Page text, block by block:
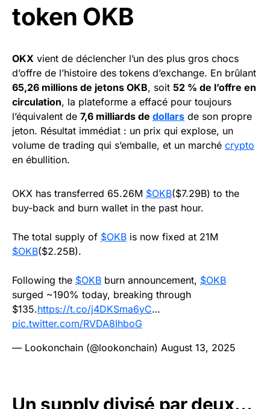
token OKB
OKX vient de déclencher l’un des plus gros chocs
d’offre de l’histoire des tokens d’exchange. En brûlant
65,26 millions de jetons OKB, soit 52 % de l’offre en
circulation, la plateforme a effacé pour toujours
l’équivalent de 7,6 milliards de dollars de son propre
jeton. Résultat immédiat : un prix qui explose, un
volume de trading qui s’emballe, et un marché crypto
en ébullition.
OKX has transferred 65.26M $OKB($7.29B) to the
buy-back and burn wallet in the past hour.
The total supply of $OKB is now fixed at 21M
$OKB($2.25B).
Following the $OKB burn announcement, $OKB
surged ~190% today, breaking through
$135.https://t.co/j4DKSma6yC…
pic.twitter.com/RVDA8IhboG
— Lookonchain (@lookonchain) August 13, 2025
Un supply divisé par deux…